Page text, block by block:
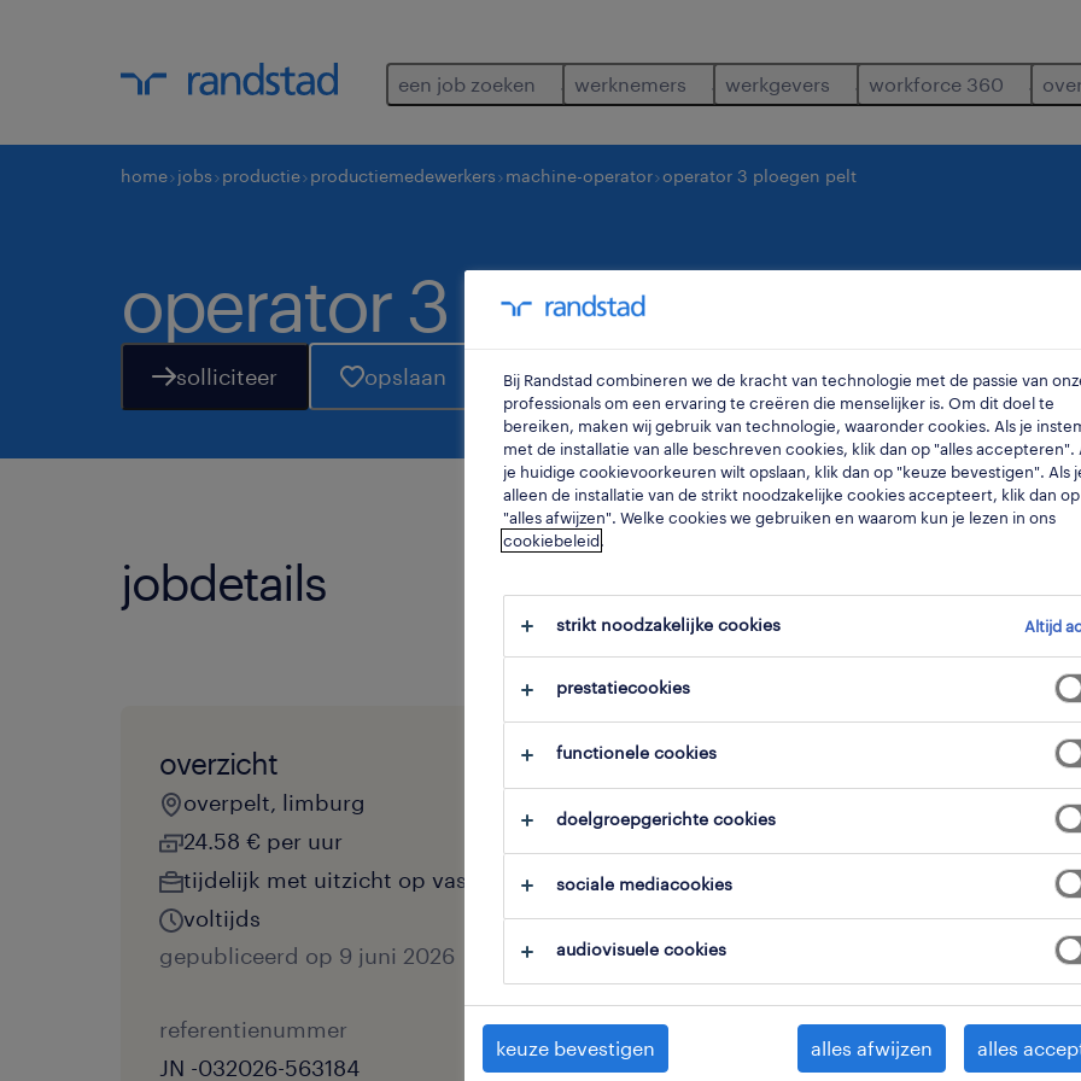
een job zoeken werknemers werkgevers workforce 360
home jobs productie productiemedewerkers machine-operator operator 3 ploegen pelt
operator 3 ploegen pelt
solliciteer opslaan
jobdetails
overzicht
overpelt, limburg
24.58 € per uur
tijdelijk met uitzicht op vast
voltijds
gepubliceerd op 9 juni 2026
referentienummer
JN -032026-563184
Als operator smelterij in Overpelt
werkomgeving met een ijzersterke,
jouw input écht telt. Je start hier
fantastisch loon dat kan oplopen tot
daar de voordelen van een flexibel
waardoor je geniet van een mooie
flexibele planning — en je weet dat
hier centraal; je krijgt alle ruimte om
continu te blijven ontwikkelen.
Bij Randstad combineren we de kracht van technologie met de passie van
professionals om een ervaring te creëren die menselijker is. Om dit doel te
bereiken, maken wij gebruik van technologie, waaronder cookies. Als je
met de installatie van alle beschreven cookies, klik dan op "alles accepteren".
je huidige cookievoorkeuren wilt opslaan, klik dan op "keuze bevestigen". Als
alleen de installatie van de strikt noodzakelijke cookies accepteert, klik dan op
"alles afwijzen". Welke cookies we gebruiken en waarom kun je lezen in ons
cookiebeleid.
strikt noodzakelijke cookies Altijd
prestatiecookies
functionele cookies
doelgroepgerichte cookies
sociale mediacookies
audiovisuele cookies
keuze bevestigen alles afwijzen alles